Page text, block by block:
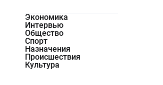
Экономика
Интервью
Общество
Спорт
Назначения
Происшествия
Культура